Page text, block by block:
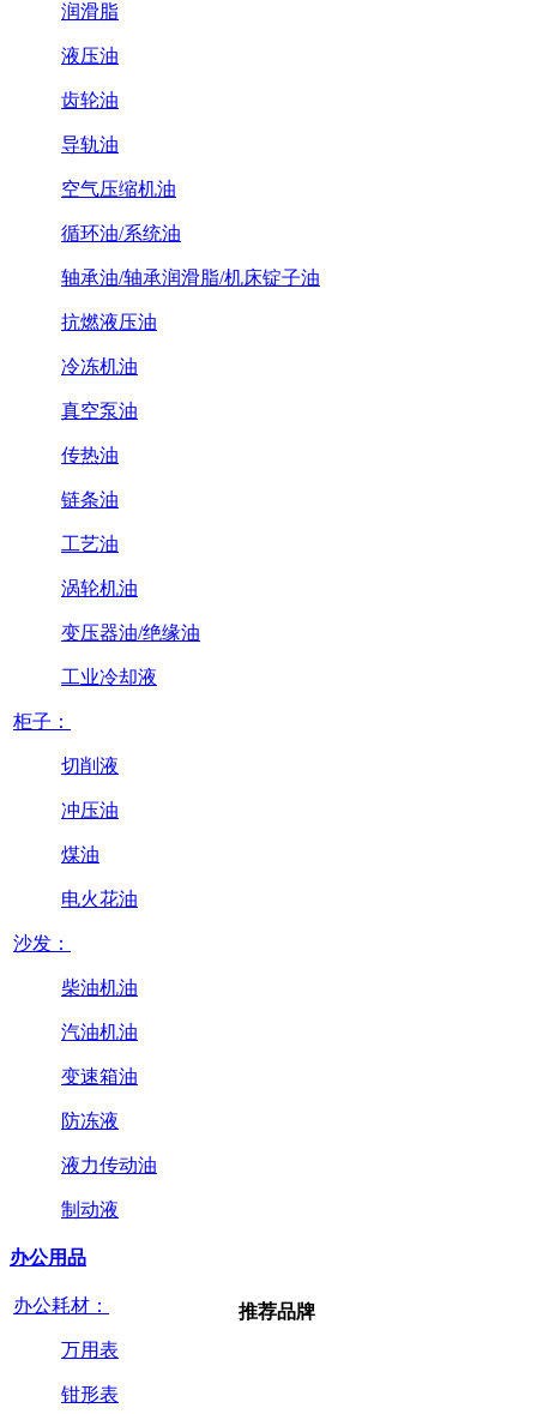
润滑脂
液压油
齿轮油
导轨油
空气压缩机油
循环油/系统油
轴承油/轴承润滑脂/机床锭子油
抗燃液压油
冷冻机油
真空泵油
传热油
链条油
工艺油
涡轮机油
变压器油/绝缘油
工业冷却液
柜子：
切削液
冲压油
煤油
电火花油
沙发：
柴油机油
汽油机油
变速箱油
防冻液
液力传动油
制动液
办公用品
办公耗材：
万用表
钳形表
推荐品牌